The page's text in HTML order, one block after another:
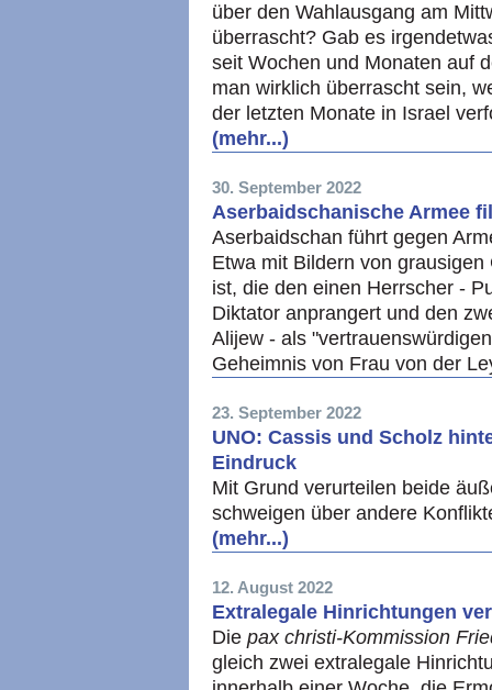
über den Wahlausgang am
überrascht? Gab es
seit Wochen und Monaten auf
man wirklich überrascht sein,
der letzten Monate in Israel
(mehr...)
30. September 2022
Aserbaidschanische Armee
Aserbaidschan führt gegen
Etwa mit Bildern von
ist, die den einen Herrscher -
Diktator anprangert und den
Alijew - als
Geheimnis von Frau von der
23. September 2022
UNO: Cassis und Scholz
Eindruck
Mit Grund verurteilen beide
schweigen über andere
(mehr...)
12. August 2022
Extralegale Hinrichtungen
Die pax christi-Kommission
gleich zwei extralegale